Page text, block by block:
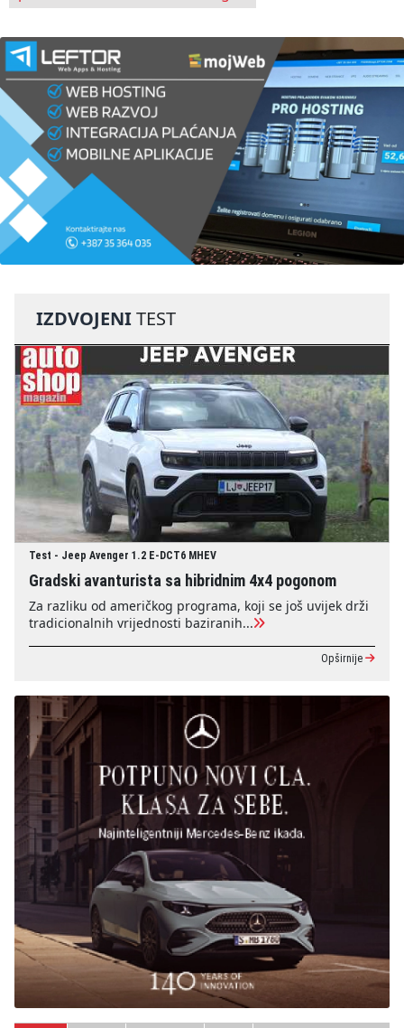
IZDVOJENITEST
Test - Jeep Avenger 1.2 E-DCT6 MHEV
Gradski avanturista sa hibridnim 4x4 pogonom
Za razliku od američkog programa, koji se još uvijek drži
tradicionalnih vrijednosti baziranih...
Opširnije